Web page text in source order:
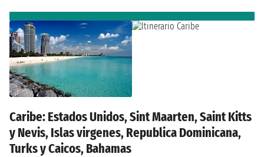
Caribe: Estados Unidos, Sint Maarten, Saint Kitts
y Nevis, Islas virgenes, Republica Dominicana,
Turks y Caicos, Bahamas